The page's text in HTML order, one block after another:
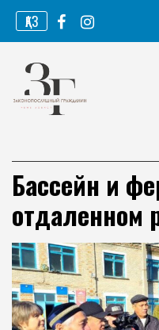
Перейти
содержимому
ҚАЗ
Бассейн и
отдаленном